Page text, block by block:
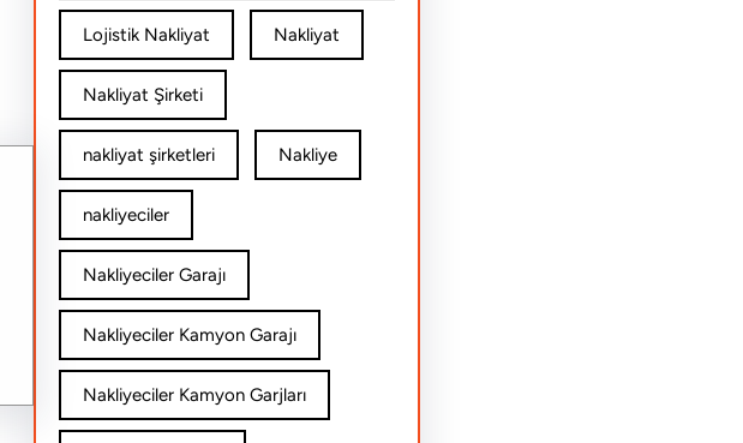
Lojistik Nakliyat Nakliyat
Nakliyat Şirketi
nakliyat şirketleri Nakliye
nakliyeciler
Nakliyeciler Garajı
Nakliyeciler Kamyon Garajı
Nakliyeciler Kamyon Garjları